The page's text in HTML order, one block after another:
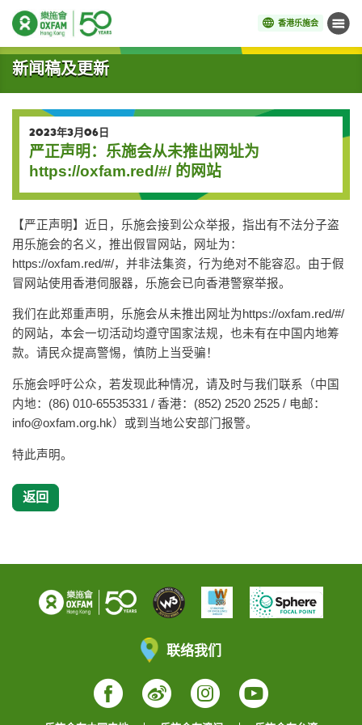
香港乐施会 菜单
开始主要内容
新闻稿及更新
2023年3月06日
严正声明：乐施会从未推出网址为
https://oxfam.red/#/ 的网站
【严正声明】近日，乐施会接到公众举报，指出有不法分子盗
用乐施会的名义，推出假冒网站，网址为：
https://oxfam.red/#/，并非法集资，行为绝对不能容忍。由于假
冒网站使用香港伺服器，乐施会已向香港警察举报。
我们在此郑重声明，乐施会从未推出网址为https://oxfam.red/#/
的网站，本会一切活动均遵守国家法规，也未有在中国内地筹
款。请民众提高警惕，慎防上当受骗！
乐施会呼吁公众，若发现此种情况，请及时与我们联系（中国
内地：(86) 010-65535331 / 香港：(852) 2520 2525 / 电邮：
info@oxfam.org.hk）或到当地公安部门报警。
特此声明。
返回
联络我们